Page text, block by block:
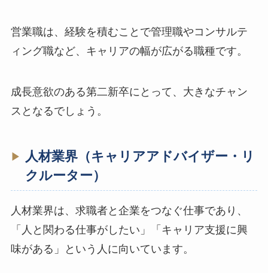
営業職は、経験を積むことで管理職やコンサルテ
ィング職など、キャリアの幅が広がる職種です。
成長意欲のある第二新卒にとって、大きなチャン
スとなるでしょう。
人材業界（キャリアアドバイザー・リ
クルーター）
人材業界は、求職者と企業をつなぐ仕事であり、
「人と関わる仕事がしたい」「キャリア支援に興
味がある」という人に向いています。